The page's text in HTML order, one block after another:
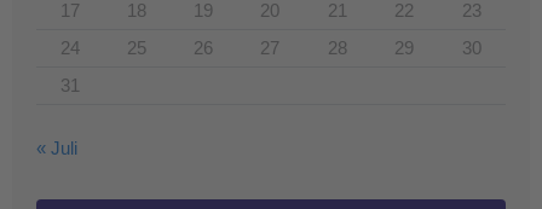
17
18 19 20 21 22
23
24
25 26 27 28 29
30
31
« Juli